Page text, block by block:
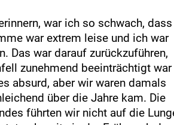
war ich so schwach, dass
war extrem leise und ich war
Das war darauf zurückzuführen,
zunehmend beeinträchtigt war
absurd, aber wir waren damals
über die Jahre kam. Die
führten wir nicht auf die